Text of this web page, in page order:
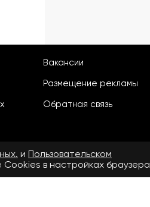
Вакансии
Размещение рекламы
Обратная связь
и Пользовательском
в настройках браузера